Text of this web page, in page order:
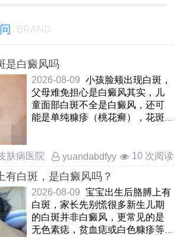
BRAND
是白癜风吗
2026-08-09 小孩脸颊出现白斑，
父母难免担心是白癜风其实，儿
童面部白斑不全是白癜风，还可
能是单纯糠疹（桃花癣），花斑
肤病医院
yuandabdfyy 10 次阅读
有白斑，是白癜风吗？
2026-08-09 宝宝出生后胳膊上有
白斑，家长先别慌很多新生儿期
的白斑并非白癜风，更常见的是
无色素痣，贫血痣或白色糠疹等